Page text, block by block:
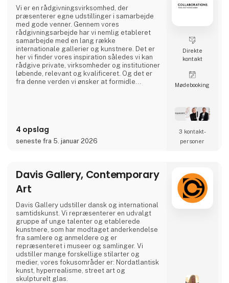
Vi er en rådgivningsvirksomhed, der
præsenterer egne udstillinger i samarbejde
med gode venner. Gennem vores
rådgivningsarbejde har vi nemlig etableret
samarbejde med en lang række
internationale gallerier og kunstnere. Det er
her vi finder vores inspiration således vi kan
rådgive private, virksomheder og institutioner
løbende, relevant og kvalificeret. Og det er
fra denne verden vi ønsker at formidle
elendige. Når dette så er gjort, guider vi dig
igennem hele processen fra star
4 opslag
seneste fra 5. januar 2026
Direkte
kontakt
Møde­booking
3 kontakt­
personer
Davis Gallery, Contemporary
Art
Davis Gallery udstiller dansk og international
samtidskunst. Vi repræsenterer en udvalgt
gruppe af unge talenter og etablerede
kunstnere, som har modtaget anderkendelse
fra samlere og anmeldere og er
repræsenteret i museer og samlinger. Vi
udstiller mange forskellige stilarter og
medier, vores fokusområder er: Nordatlantisk
kunst, hyperrealisme, street art og
skulpturelt glas.